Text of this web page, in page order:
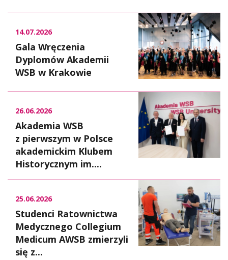
14.07.2026
Gala Wręczenia
Dyplomów Akademii
WSB w Krakowie
26.06.2026
Akademia WSB
z pierwszym w Polsce
akademickim Klubem
Historycznym im....
25.06.2026
Studenci Ratownictwa
Medycznego Collegium
Medicum AWSB zmierzyli
się z...